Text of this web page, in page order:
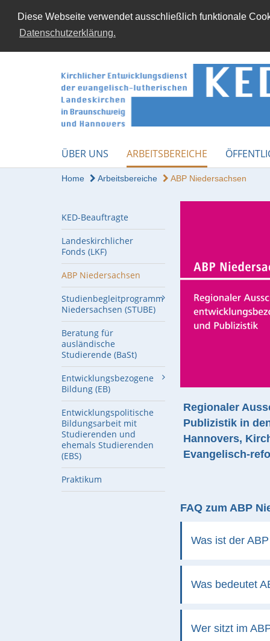
Diese Webseite verwendet ausschließlich funktionale
Datenschutzerklärung.
ÜBER UNS ARBEITSBEREICHE
Home Arbeitsbereiche ABP Niedersachsen
KED-Beauftragte
Landeskirchlicher
Fonds (LKF)
ABP Niedersachsen
Studienbegleitprogramm
Niedersachsen (STUBE)
Beratung für
ausländische
Studierende (BaSt)
Entwicklungsbezogene
Bildung (EB)
Entwicklungspolitische
Bildungsarbeit mit
Studierenden und
ehemals Studierenden
(EBS)
Praktikum
Regionaler
Publizistik in
Hannovers,
Evangelisch-
FAQ zum ABP
Was ist der
Was bedeutet
Wer sitzt im